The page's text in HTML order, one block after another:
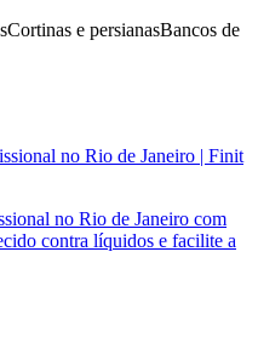
Cortinas e persianasBancos de
no Rio de Janeiro | Finit
no Rio de Janeiro com
contra líquidos e facilite a